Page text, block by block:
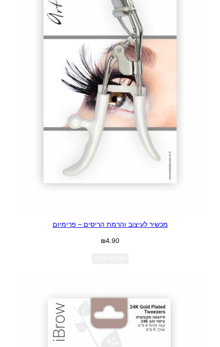
מכשיר לעיצוב והרמת הריסים – פרימיום
₪4.90